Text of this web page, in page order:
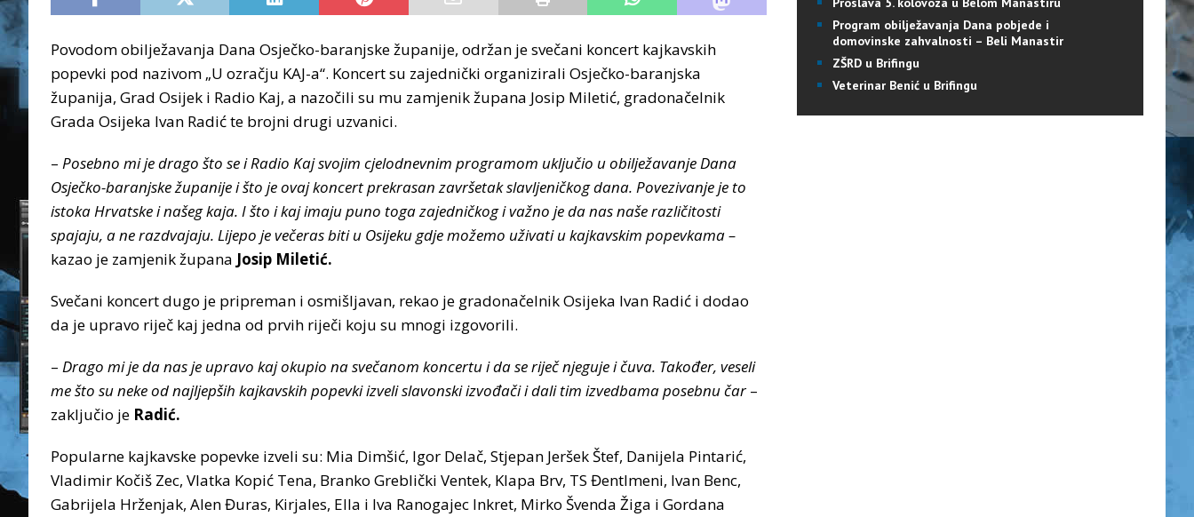
Povodom obilježavanja Dana Osječko-baranjske županije, održan je svečani koncert kajkavskih
popevki pod nazivom „U ozračju KAJ-a“. Koncert su zajednički organizirali Osječko-baranjska
županija, Grad Osijek i Radio Kaj, a nazočili su mu zamjenik župana Josip Miletić, gradonačelnik
Grada Osijeka Ivan Radić te brojni drugi uzvanici.
– Posebno mi je drago što se i Radio Kaj svojim cjelodnevnim programom uključio u obilježavanje Dana
Osječko-baranjske županije i što je ovaj koncert prekrasan završetak slavljeničkog dana. Povezivanje je to
istoka Hrvatske i našeg kaja. I što i kaj imaju puno toga zajedničkog i važno je da nas naše različitosti
spajaju, a ne razdvajaju. Lijepo je večeras biti u Osijeku gdje možemo uživati u kajkavskim popevkama –
kazao je zamjenik župana Josip Miletić.
Svečani koncert dugo je pripreman i osmišljavan, rekao je gradonačelnik Osijeka Ivan Radić i dodao
da je upravo riječ kaj jedna od prvih riječi koju su mnogi izgovorili.
– Drago mi je da nas je upravo kaj okupio na svečanom koncertu i da se riječ njeguje i čuva. Također, veseli
me što su neke od najljepših kajkavskih popevki izveli slavonski izvođači i dali tim izvedbama posebnu čar–
zaključio je Radić.
Popularne kajkavske popevke izveli su: Mia Dimšić, Igor Delač, Stjepan Jeršek Štef, Danijela Pintarić,
Vladimir Kočiš Zec, Vlatka Kopić Tena, Branko Greblički Ventek, Klapa Brv, TS Đentlmeni, Ivan Benc,
Gabrijela Hrženjak, Alen Đuras, Kirjales, Ella i Iva Ranogajec Inkret, Mirko Švenda Žiga i Gordana
Program obilježavanja Dana pobjede i
domovinske zahvalnosti – Beli Manastir
ZŠRD u Brifingu
Veterinar Benić u Brifingu